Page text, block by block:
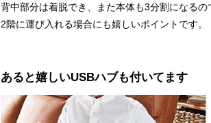
背中部分は着脱でき、また本体も3分割になる
2階に運び入れる場合にも嬉しいポイントです。
あると嬉しいUSBハブも付いてます